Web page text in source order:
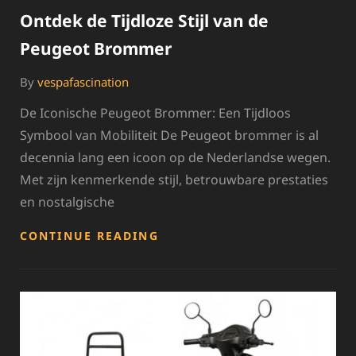
Ontdek de Tijdloze Stijl van de
Peugeot Brommer
By vespafascination
De Iconische Peugeot Brommer: Een Tijdloos
Symbool van Mobiliteit De Peugeot brommer is al
decennia lang een icoon op de Nederlandse wegen.
Met zijn kenmerkende stijl, betrouwbare prestaties
en nostalgische
CONTINUE READING
PEUGEOT
BROMMER